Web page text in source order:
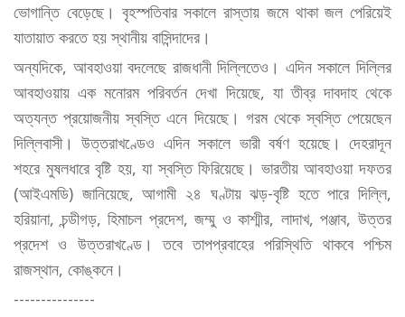
ভোগান্তি বেড়েছে। বৃহস্পতিবার সকালে রাস্তায় জমে থাকা জল পেরিয়েই
যাতায়াত করতে হয় স্থানীয় বাসিন্দাদের।
অন্যদিকে, আবহাওয়া বদলেছে রাজধানী দিল্লিতেও। এদিন সকালে দিল্লির
আবহাওয়ায় এক মনোরম পরিবর্তন দেখা দিয়েছে, যা তীব্র দাবদাহ থেকে
অত্যন্ত প্রয়োজনীয় স্বস্তি এনে দিয়েছে। গরম থেকে স্বস্তি পেয়েছেন
দিল্লিবাসী। উত্তরাখণ্ডেও এদিন সকালে ভারী বর্ষণ হয়েছে। দেহরাদূন
শহরে মুষলধারে বৃষ্টি হয়, যা স্বস্তি ফিরিয়েছে। ভারতীয় আবহাওয়া দফতর
(আইএমডি) জানিয়েছে, আগামী ২৪ ঘণ্টায় ঝড়-বৃষ্টি হতে পারে দিল্লি,
হরিয়ানা, চন্ডীগড়, হিমাচল প্রদেশ, জম্মু ও কাশ্মীর, লাদাখ, পঞ্জাব, উত্তর
প্রদেশ ও উত্তরাখণ্ডে। তবে তাপপ্রবাহের পরিস্থিতি থাকবে পশ্চিম
রাজস্থান, কোঙ্কনে।
---------------